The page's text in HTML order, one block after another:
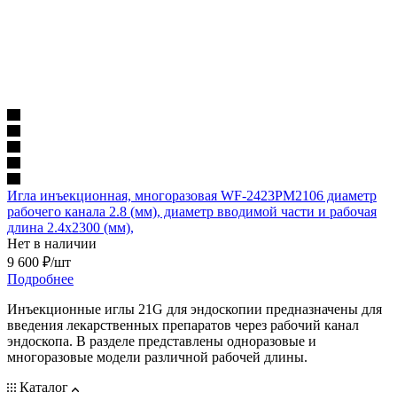
Игла инъекционная, многоразовая WF-2423PM2106 диаметр
рабочего канала 2.8 (мм), диаметр вводимой части и рабочая
длина 2.4х2300 (мм),
Нет в наличии
9 600 ₽/шт
Подробнее
Инъекционные иглы 21G для эндоскопии предназначены для
введения лекарственных препаратов через рабочий канал
эндоскопа. В разделе представлены одноразовые и
многоразовые модели различной рабочей длины.
Каталог